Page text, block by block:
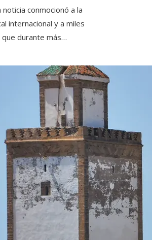
noticia conmocionó a la
internacional y a miles
durante más…